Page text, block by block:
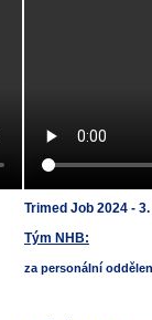
Trimed Job 2024 -
Tým NHB:
za personální